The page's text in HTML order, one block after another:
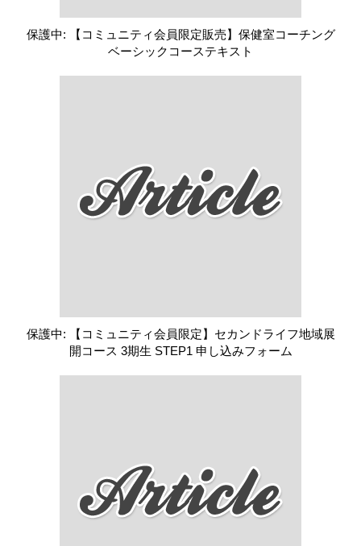
保護中: 【コミュニティ会員限定販売】保健室コーチング
ベーシックコーステキスト
保護中: 【コミュニティ会員限定】セカンドライフ地域展
開コース 3期生 STEP1 申し込みフォーム